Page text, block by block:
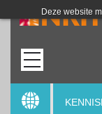
Deze website